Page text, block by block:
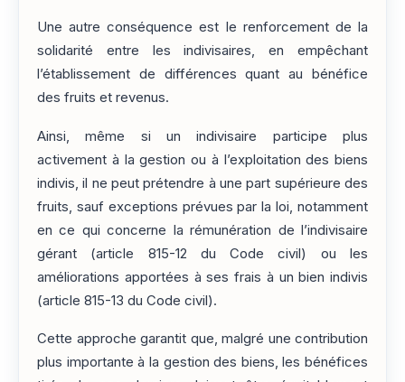
Une autre conséquence est le renforcement de la
solidarité entre les indivisaires, en empêchant
l’établissement de différences quant au bénéfice
des fruits et revenus.
Ainsi, même si un indivisaire participe plus
activement à la gestion ou à l’exploitation des biens
indivis, il ne peut prétendre à une part supérieure des
fruits, sauf exceptions prévues par la loi, notamment
en ce qui concerne la rémunération de l’indivisaire
gérant (article 815-12 du Code civil) ou les
améliorations apportées à ses frais à un bien indivis
(article 815-13 du Code civil).
Cette approche garantit que, malgré une contribution
plus importante à la gestion des biens, les bénéfices